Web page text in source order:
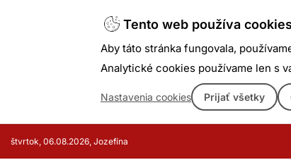
Tento web používa cookies
Aby táto stránka fungovala,
Analytické cookies používame len s
Nastavenia cookies Prijať všetky
štvrtok, 06.08.2026, Jozefína